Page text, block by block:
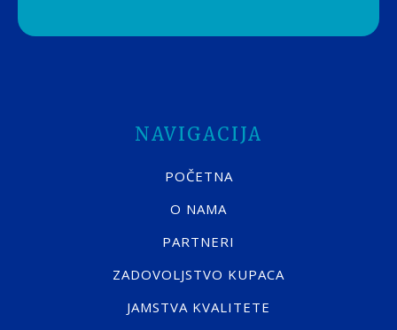
NAVIGACIJA
POČETNA
O NAMA
PARTNERI
ZADOVOLJSTVO KUPACA
JAMSTVA KVALITETE